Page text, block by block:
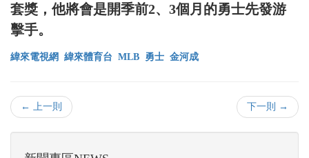
套獎，他將會是開季前2、3個月的勇士先發游
擊手。
緯來電視網 緯來體育台 MLB 勇士 金河成
← 上一則 下一則 →